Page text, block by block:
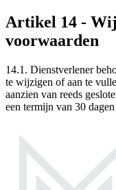
Artikel 14 -
voorwaarden
14.1. Dienstverlener
te wijzigen of aan te
aanzien van reeds
een termijn van 30